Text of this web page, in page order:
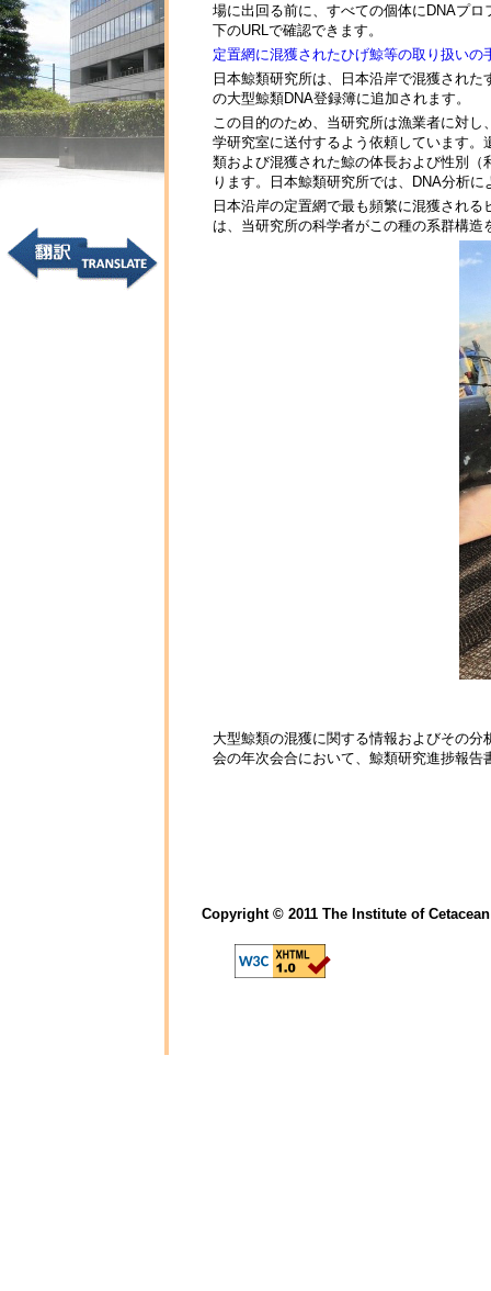
場に出回る前に、すべての個体にDNAプ
下のURLで確認できます。
定置網に混獲されたひげ鯨等の取り扱いの
日本鯨類研究所は、日本沿岸で混獲され
の大型鯨類DNA登録簿に追加されます。
この目的のため、当研究所は漁業者に対
学研究室に送付するよう依頼しています
類および混獲された鯨の体長および性別
ります。日本鯨類研究所では、DNA分析
日本沿岸の定置網で最も頻繁に混獲され
は、当研究所の科学者がこの種の系群構
大型鯨類の混獲に関する情報およびその
会の年次会合において、鯨類研究進捗報
Copyright © 2011 The Institute of